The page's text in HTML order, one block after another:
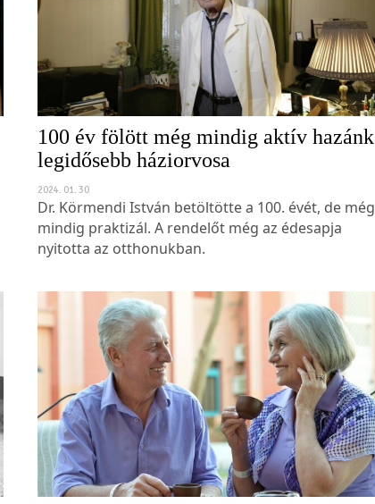
100 év fölött még mindig aktív hazánk
legidősebb háziorvosa
2024. 01. 30
Dr. Körmendi István betöltötte a 100. évét, de még
mindig praktizál. A rendelőt még az édesapja
nyitotta az otthonukban.